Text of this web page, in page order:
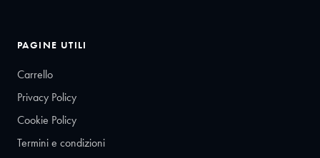
PAGINE UTILI
Carrello
Privacy Policy
Cookie Policy
Termini e condizioni